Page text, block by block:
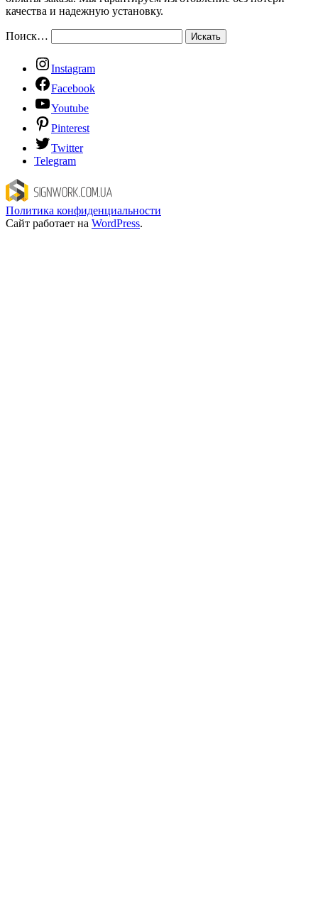
качества и надежную установку.
Поиск…
Instagram
Facebook
Youtube
Pinterest
Twitter
Telegram
Политика конфиденциальности
Сайт работает на WordPress.